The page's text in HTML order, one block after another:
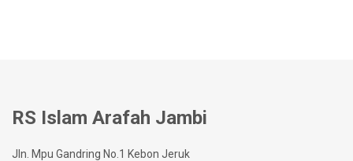
RS Islam Arafah Jambi
Jln. Mpu Gandring No.1 Kebon Jeruk